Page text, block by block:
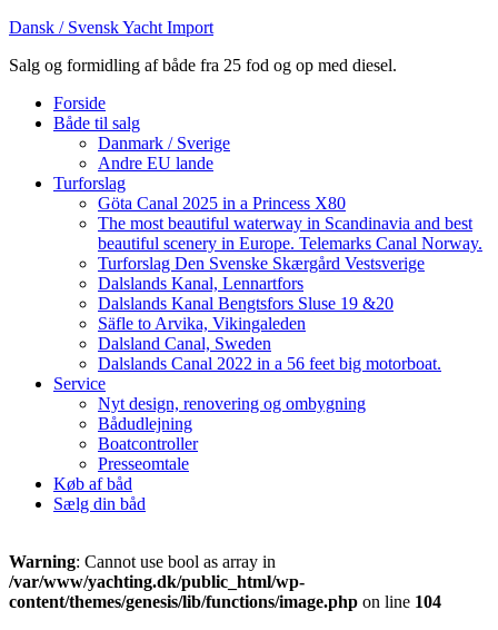
Dansk / Svensk Yacht Import
Salg og formidling af både fra 25 fod og op med diesel.
Forside
Både til salg
Danmark / Sverige
Andre EU lande
Turforslag
Göta Canal 2025 in a Princess X80
The most beautiful waterway in Scandinavia and best
beautiful scenery in Europe. Telemarks Canal Norway.
Turforslag Den Svenske Skærgård Vestsverige
Dalslands Kanal, Lennartfors
Dalslands Kanal Bengtsfors Sluse 19 &20
Säfle to Arvika, Vikingaleden
Dalsland Canal, Sweden
Dalslands Canal 2022 in a 56 feet big motorboat.
Service
Nyt design, renovering og ombygning
Bådudlejning
Boatcontroller
Presseomtale
Køb af båd
Sælg din båd
Warning: Cannot use bool as array in
/var/www/yachting.dk/public_html/wp-
content/themes/genesis/lib/functions/image.php on line 104